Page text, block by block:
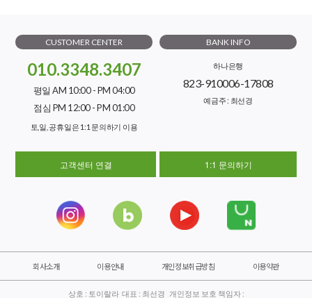
CUSTOMER CENTER
010.3348.3407
평일 AM 10:00 - PM 04:00
점심 PM 12:00 - PM 01:00
토,일, 공휴일은 1:1 문의하기 이용
BANK INFO
하나은행
823-910006-17808
예금주 : 최선경
고객센터 연결 1:1 문의하기
회사소개 이용안내 개인정보취급방침 이용약관
상호 : 토이랄라 대표 : 최선경 개인정보 보호 책임자 :